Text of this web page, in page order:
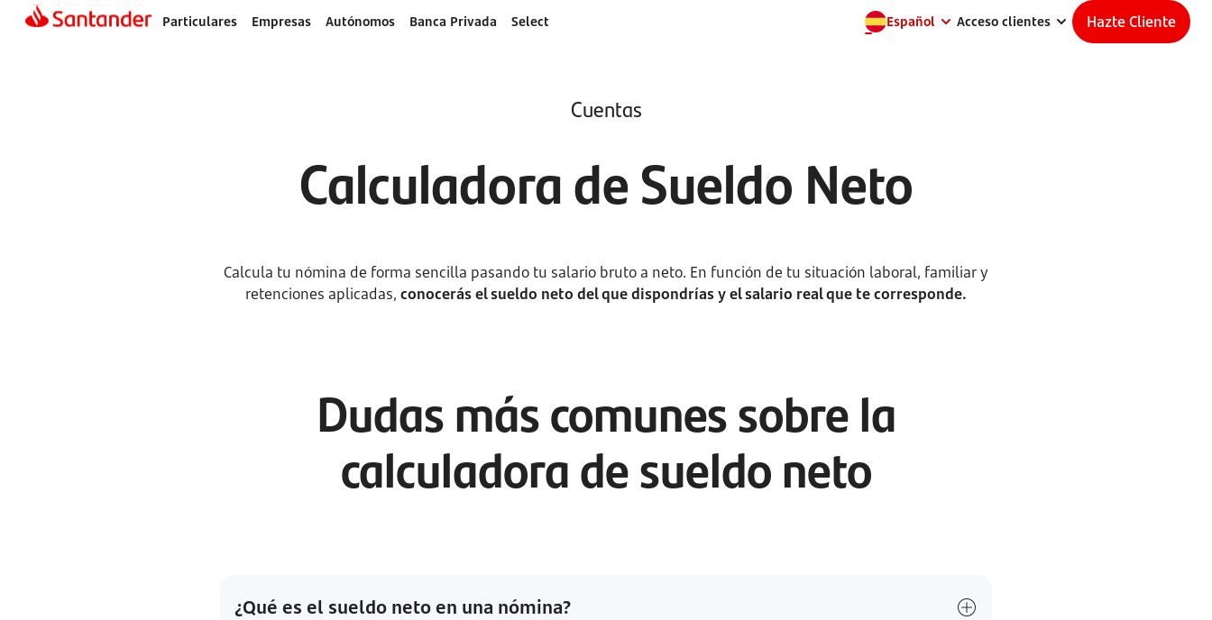
Particulares Empresas Autónomos Banca Privada Select Español Acceso clientes Hazte Cliente
Cuentas
Calculadora de Sueldo Neto
Calcula tu nómina de forma sencilla pasando tu salario bruto a neto. En función de tu situación laboral, familiar y
retenciones aplicadas, conocerás el sueldo neto del que dispondrías y el salario real que te corresponde.
Dudas más comunes sobre la
calculadora de sueldo neto
¿Qué es el sueldo neto en una nómina?